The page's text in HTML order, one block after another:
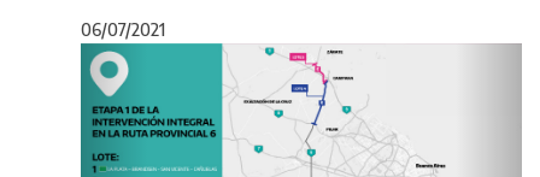
06/07/2021
Anterior